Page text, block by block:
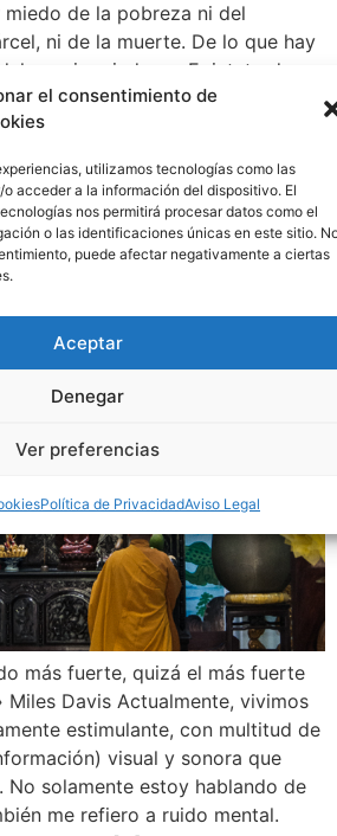
el consentimiento de
utilizamos tecnologías como las
acceder a la información del dispositivo. El
nos permitirá procesar datos como el
o las identificaciones únicas en este sitio.
puede afectar negativamente a ciertas
Aceptar
Denegar
Ver preferencias
Política de PrivacidadAviso Legal
de la pobreza ni del
ni de la muerte. De lo que hay
propio miedo>>. Epicteto de
quiero hablarte del miedo, de
ocurre cuando dejamos que
una técnica
el silencio
más fuerte, quizá el más fuerte
Davis Actualmente, vivimos
estimulante, con multitud de
visual y sonora que
No solamente estoy hablando de
me refiero a ruido mental.